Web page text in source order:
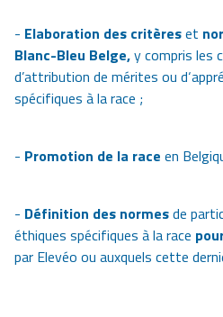
- Elaboration des critèreset
Blanc-Bleu Belge,y compris les
d’attribution de mérites ou
spécifiques à la race ;
- Promotion de la race en
- Définition des normesde
éthiques spécifiques à la race
par Elevéo ou auxquels cette